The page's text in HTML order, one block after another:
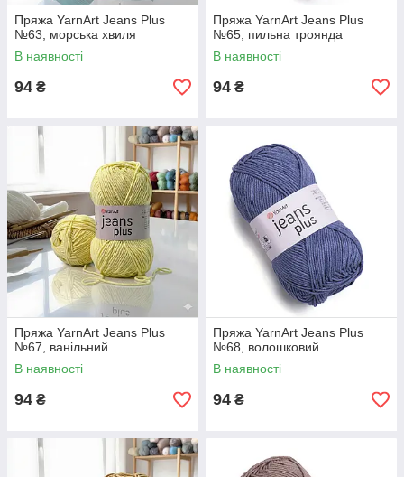
Пряжа YarnArt Jeans Plus
№63, морська хвиля
В наявності
94 ₴
Пряжа YarnArt Jeans Plus
№65, пильна троянда
В наявності
94 ₴
Пряжа YarnArt Jeans Plus
№67, ванільний
В наявності
94 ₴
Пряжа YarnArt Jeans Plus
№68, волошковий
В наявності
94 ₴